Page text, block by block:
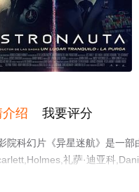
介绍 我要评分
院科幻片《异星迷航》是一部
礼萨·迪亚科
高清无删减完整版电影大全就